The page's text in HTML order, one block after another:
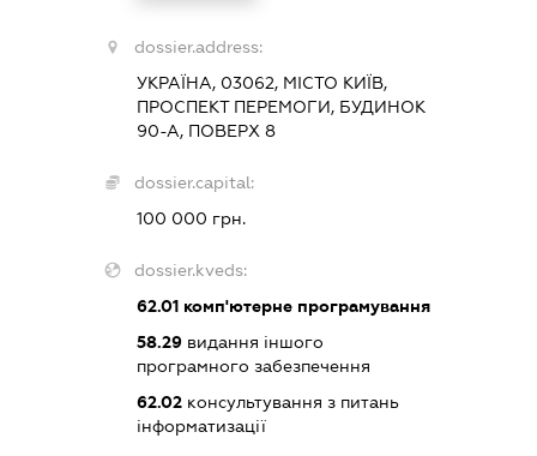
dossier.address:
УКРАЇНА, 03062, МІСТО КИЇВ,
ПРОСПЕКТ ПЕРЕМОГИ, БУДИНОК
90-А, ПОВЕРХ 8
dossier.capital:
100 000 грн.
dossier.kveds:
62.01комп'ютерне програмування
58.29видання іншого
програмного забезпечення
62.02консультування з питань
інформатизації